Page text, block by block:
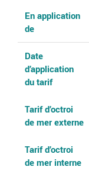
En application
de
Date
d’application
du tarif
Tarif d’octroi
de mer externe
Tarif d’octroi
de mer interne